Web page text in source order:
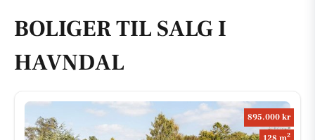
BOLIGER TIL SALG I
HAVNDAL
895.000 kr
2